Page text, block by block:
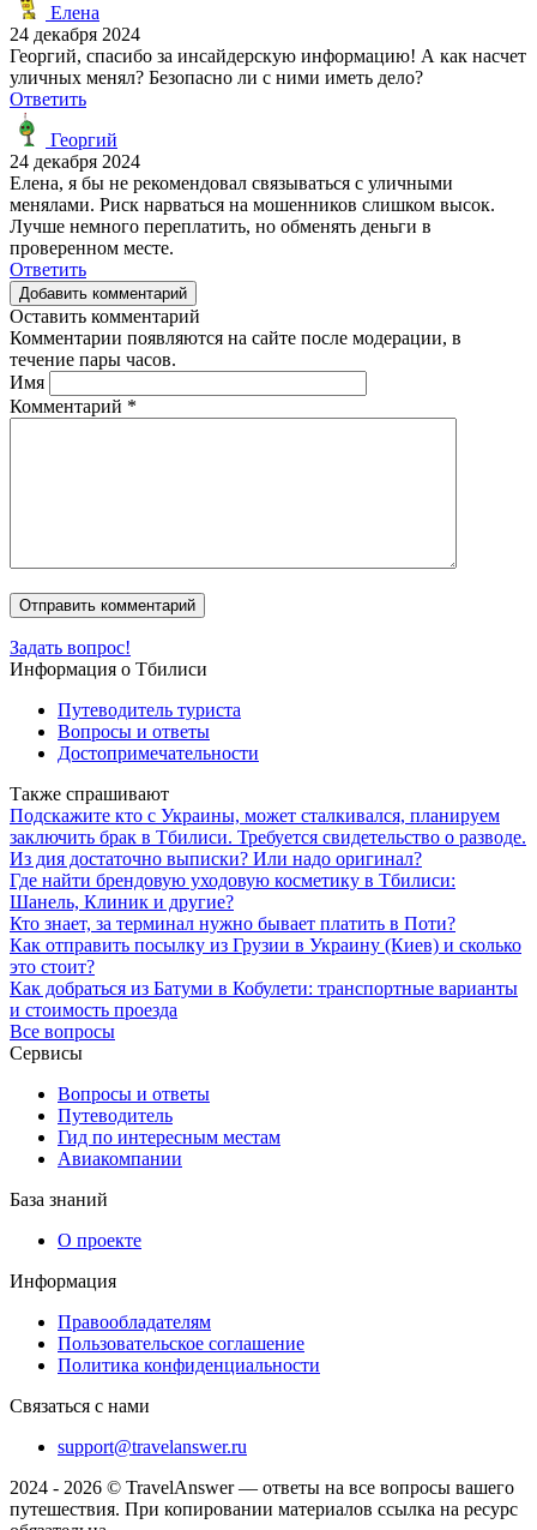
Елена
24 декабря 2024
Георгий, спасибо за инсайдерскую информацию! А как насчет
уличных менял? Безопасно ли с ними иметь дело?
Ответить
Георгий
24 декабря 2024
Елена, я бы не рекомендовал связываться с уличными
менялами. Риск нарваться на мошенников слишком высок.
Лучше немного переплатить, но обменять деньги в
проверенном месте.
Ответить
Добавить комментарий
Оставить комментарий
Комментарии появляются на сайте после модерации, в
течение пары часов.
Имя
Комментарий *
Задать вопрос!
Информация о Тбилиси
Путеводитель туриста
Вопросы и ответы
Достопримечательности
Также спрашивают
Подскажите кто с Украины, может сталкивался, планируем
заключить брак в Тбилиси. Требуется свидетельство о разводе.
Из дия достаточно выписки? Или надо оригинал?
Где найти брендовую уходовую косметику в Тбилиси:
Шанель, Клиник и другие?
Кто знает, за терминал нужно бывает платить в Поти?
Как отправить посылку из Грузии в Украину (Киев) и сколько
это стоит?
Как добраться из Батуми в Кобулети: транспортные варианты
и стоимость проезда
Все вопросы
Сервисы
Вопросы и ответы
Путеводитель
Гид по интересным местам
Авиакомпании
База знаний
О проекте
Информация
Правообладателям
Пользовательское соглашение
Политика конфиденциальности
Связаться с нами
support@travelanswer.ru
2024 - 2026 © TravelAnswer — ответы на все вопросы вашего
путешествия. При копировании материалов ссылка на ресурс